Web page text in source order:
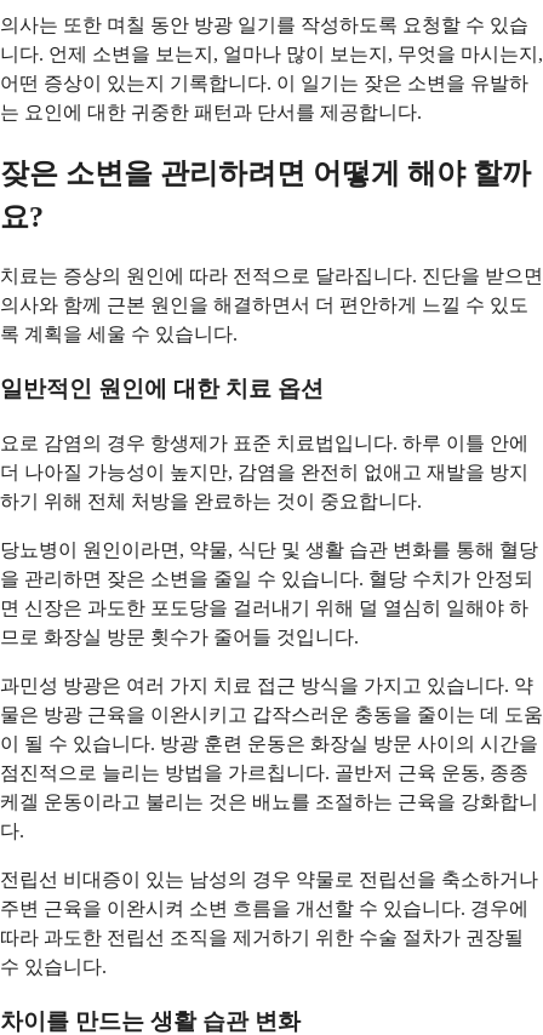
의사는 또한 며칠 동안 방광 일기를 작성하도록 요청할 수 있습
니다. 언제 소변을 보는지, 얼마나 많이 보는지, 무엇을 마시는지,
어떤 증상이 있는지 기록합니다. 이 일기는 잦은 소변을 유발하
는 요인에 대한 귀중한 패턴과 단서를 제공합니다.
잦은 소변을 관리하려면 어떻게 해야 할까
요?
치료는 증상의 원인에 따라 전적으로 달라집니다. 진단을 받으면
의사와 함께 근본 원인을 해결하면서 더 편안하게 느낄 수 있도
록 계획을 세울 수 있습니다.
일반적인 원인에 대한 치료 옵션
요로 감염의 경우 항생제가 표준 치료법입니다. 하루 이틀 안에
더 나아질 가능성이 높지만, 감염을 완전히 없애고 재발을 방지
하기 위해 전체 처방을 완료하는 것이 중요합니다.
당뇨병이 원인이라면, 약물, 식단 및 생활 습관 변화를 통해 혈당
을 관리하면 잦은 소변을 줄일 수 있습니다. 혈당 수치가 안정되
면 신장은 과도한 포도당을 걸러내기 위해 덜 열심히 일해야 하
므로 화장실 방문 횟수가 줄어들 것입니다.
과민성 방광은 여러 가지 치료 접근 방식을 가지고 있습니다. 약
물은 방광 근육을 이완시키고 갑작스러운 충동을 줄이는 데 도움
이 될 수 있습니다. 방광 훈련 운동은 화장실 방문 사이의 시간을
점진적으로 늘리는 방법을 가르칩니다. 골반저 근육 운동, 종종
케겔 운동이라고 불리는 것은 배뇨를 조절하는 근육을 강화합니
다.
전립선 비대증이 있는 남성의 경우 약물로 전립선을 축소하거나
주변 근육을 이완시켜 소변 흐름을 개선할 수 있습니다. 경우에
따라 과도한 전립선 조직을 제거하기 위한 수술 절차가 권장될
수 있습니다.
차이를 만드는 생활 습관 변화